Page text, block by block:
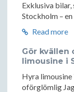
Exklusiva
Stockholm –
Read more
Gör kvällen
limousine i
Hyra limousine
oförglömlig